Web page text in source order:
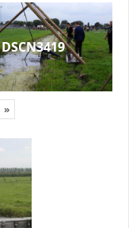
DSCN3419
»